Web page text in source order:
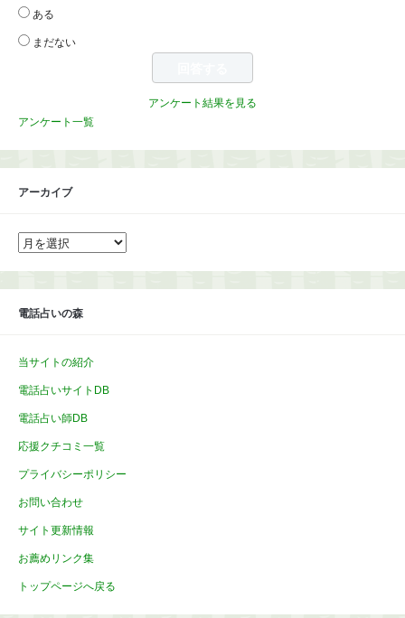
ある
まだない
アンケート結果を見る
アンケート一覧
アーカイブ
ア
ー
イ
電話占いの森
当サイトの紹介
電話占いサイトDB
電話占い師DB
応援クチコミ一覧
プライバシーポリシー
お問い合わせ
サイト更新情報
お薦めリンク集
トップページへ戻る